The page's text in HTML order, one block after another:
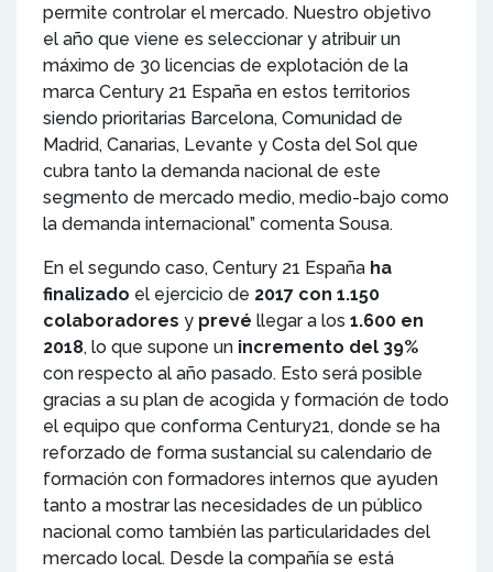
permite controlar el mercado. Nuestro objetivo
el año que viene es seleccionar y atribuir un
máximo de 30 licencias de explotación de la
marca Century 21 España en estos territorios
siendo prioritarias Barcelona, Comunidad de
Madrid, Canarias, Levante y Costa del Sol que
cubra tanto la demanda nacional de este
segmento de mercado medio, medio-bajo como
la demanda internacional” comenta Sousa.
En el segundo caso, Century 21 España ha
finalizado el ejercicio de 2017 con 1.150
colaboradores y prevé llegar a los 1.600 en
2018, lo que supone un incremento del 39%
con respecto al año pasado. Esto será posible
gracias a su plan de acogida y formación de todo
el equipo que conforma Century21, donde se ha
reforzado de forma sustancial su calendario de
formación con formadores internos que ayuden
tanto a mostrar las necesidades de un público
nacional como también las particularidades del
mercado local. Desde la compañía se está